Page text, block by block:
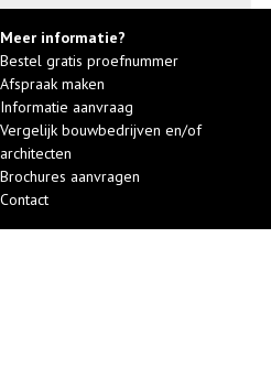
Meer informatie?
Bestel gratis proefnummer
Afspraak maken
Informatie aanvraag
Vergelijk bouwbedrijven en/of
architecten
Brochures aanvragen
Contact